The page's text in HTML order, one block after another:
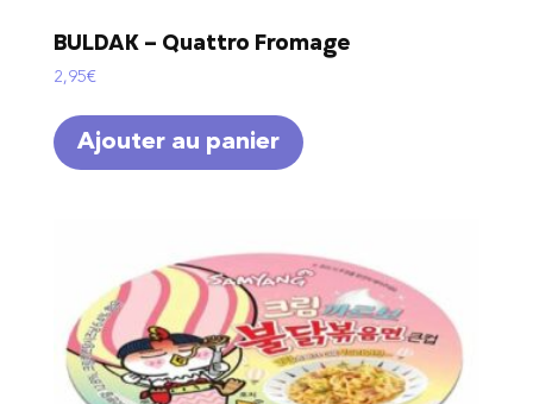
BULDAK – Quattro Fromage
2,95€
Ajouter au panier